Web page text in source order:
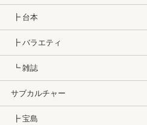
┣ 台本
┣ バラエティ
┗ 雑誌
サブカルチャー
┣ 宝島